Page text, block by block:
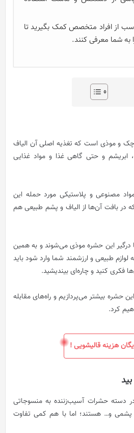
از افراد متخصص کمک بگیرید تا
شما معرفی کنند.
و موذی است که تغذیه اصلی آن الیاف
ابریشم و حتی گاهی غذا و مواد غذایی
مصنوعی و پلاستیکی مورد حمله این
در بافت آن‌ها از الیاف و پشم طبیعی هم
این حشره موذی می‌شوند و به همین
طبیعی و ارزشمند شما وارد شود باید
فکری کنید و چاره‌ای بیندیشید.
حشره بیشتر می‌پردازیم و راه‌های مقابله
کرد.
هزینه قالیشویی !
حشرات آسیب‌زننده به منسوجاتی
و… هستند؛ اما با هم کمی تفاوت